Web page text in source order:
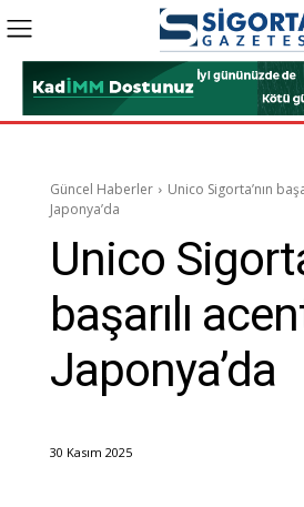
Güncel Haberler
Unico Sigorta’nın
Japonya’da
Unico
başarılı
Japonya’da
30 Kasım 2025